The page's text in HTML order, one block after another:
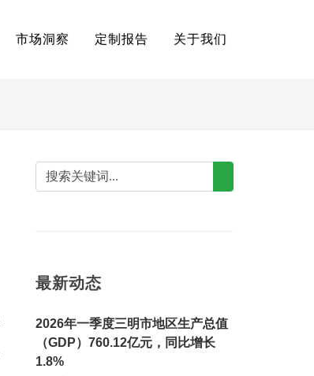
市场洞察 定制报告 关于我们
最新动态
2026年一季度三明市地区生产总值
（GDP）760.12亿元，同比增长
1.8%